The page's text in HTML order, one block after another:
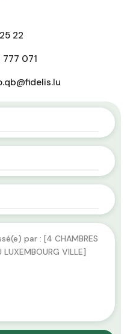
22
777 071